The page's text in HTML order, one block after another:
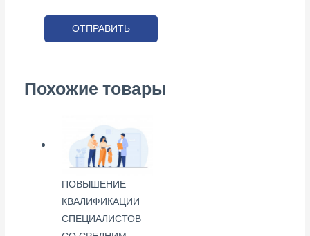
Похожие товары
ПОВЫШЕНИЕ
КВАЛИФИКАЦИИ
СПЕЦИАЛИСТОВ